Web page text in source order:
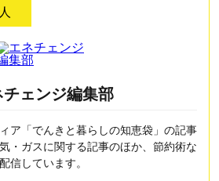
チェンジ編集部
ア「でんきと暮らしの知恵袋」の記事
・ガスに関する記事のほか、節約術な
信しています。